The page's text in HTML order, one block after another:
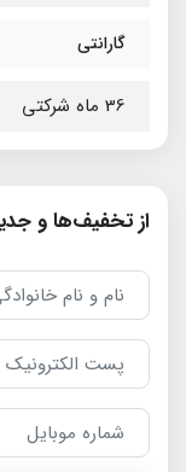
گارانتی
36 ماه شرکتی
از تخفیف‌ها و